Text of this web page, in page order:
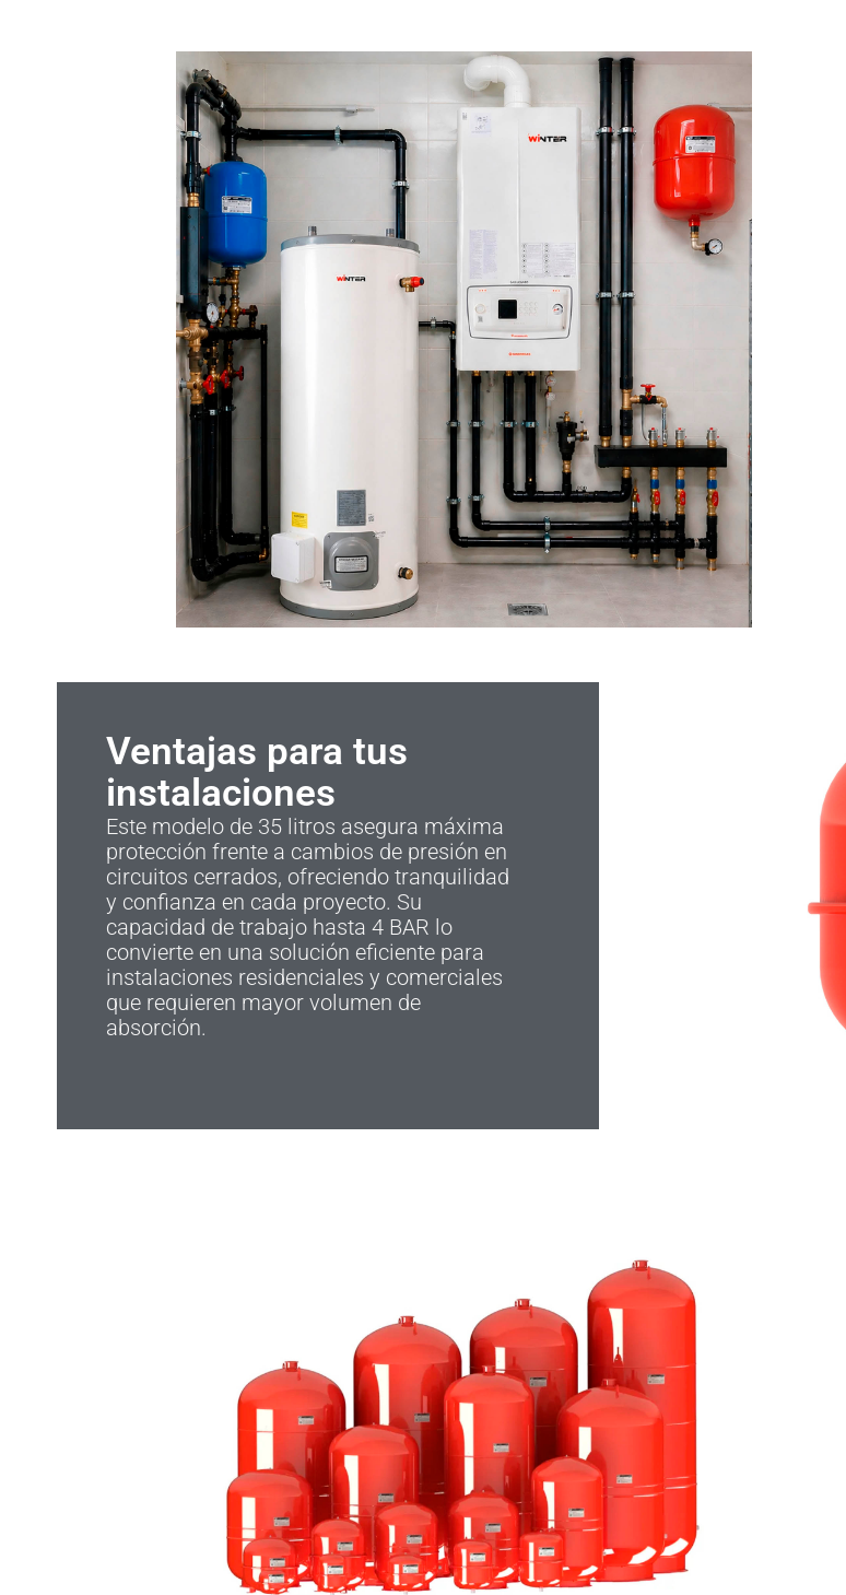
Ventajas para tus
instalaciones
Este modelo de 35 litros asegura máxima
protección frente a cambios de presión en
circuitos cerrados, ofreciendo tranquilidad
y confianza en cada proyecto. Su
capacidad de trabajo hasta 4 BAR lo
convierte en una solución eficiente para
instalaciones residenciales y comerciales
que requieren mayor volumen de
absorción.